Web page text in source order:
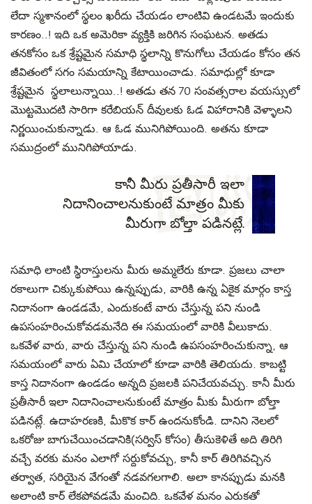
లేదా స్మశానంలో స్థలం ఖరీదు చేయడం లాంటివి ఉండటమే ఇందుకు
కారణం..! ఇది ఒక అమెరికా వ్యక్తికి జరిగిన సంఘటన. అతడు
తనకోసం ఒక శ్రేష్టమైన సమాధి స్థలాన్ని కొనుగోలు చేయడం కోసం తన
జీవితంలో సగం సమయాన్ని కేటాయించాడు. సమాధుల్లో కూడా
శ్రేష్టమైన స్థలాలున్నాయి..! అతడు తన 70 సంవత్సరాల వయస్సులో
మొట్టమొదటి సారిగా కరేబియన్ దీవులకు ఓడ విహారానికి వెళ్ళాలని
నిర్ణయించుకున్నాడు. ఆ ఓడ మునిగిపోయింది. అతను కూడా
సముద్రంలో మునిగిపోయాడు.
కానీ మీరు ప్రతీసారీ ఇలా
నిదానించాలనుకుంటే మాత్రం మీకు
మీరుగా బోల్తా పడినట్లే.
సమాధి లాంటి స్థిరాస్తులను మీరు అమ్మలేరు కూడా. ప్రజలు చాలా
రకాలుగా చిక్కుకుపోయి ఉన్నప్పుడు, వారికి ఉన్న ఏకైక మార్గం కాస్త
నిదానంగా ఉండడమే, ఎందుకంటే వారు చేస్తున్న పని నుండి
ఉపసంహరించుకోవడమనేది ఈ సమయంలో వారికి వీలుకాదు.
ఒకవేళ వారు, వారు చేస్తున్న పని నుండి ఉపసంహరించుకున్నా, ఆ
సమయంలో వారు ఏమి చేయాలో కూడా వారికి తెలియదు. కాబట్టి
కాస్త నిదానంగా ఉండడం అన్నది ప్రజలకి పనిచేయవచ్చు. కానీ మీరు
ప్రతీసారీ ఇలా నిదానించాలనుకుంటే మాత్రం మీకు మీరుగా బోల్తా
పడినట్లే. ఉదాహరణకి, మీకొక కార్ ఉందనుకోండి. దానిని నెలలో
ఒకరోజు బాగుచేయించడానికి(సర్విస్ కోసం) తీసుకెళితే అది తిరిగి
వచ్చే వరకు మనం ఎలాగో సర్దుకోవచ్చు, కానీ కార్ తిరిగివచ్చిన
తర్వాత, సరియైన వేగంతో నడవగలగాలి. అలా కానప్పుడు మనకి
అలాంటి కార్ లేకపోవడమే మంచిది. ఒకవేళ మనం ఎరుకతో